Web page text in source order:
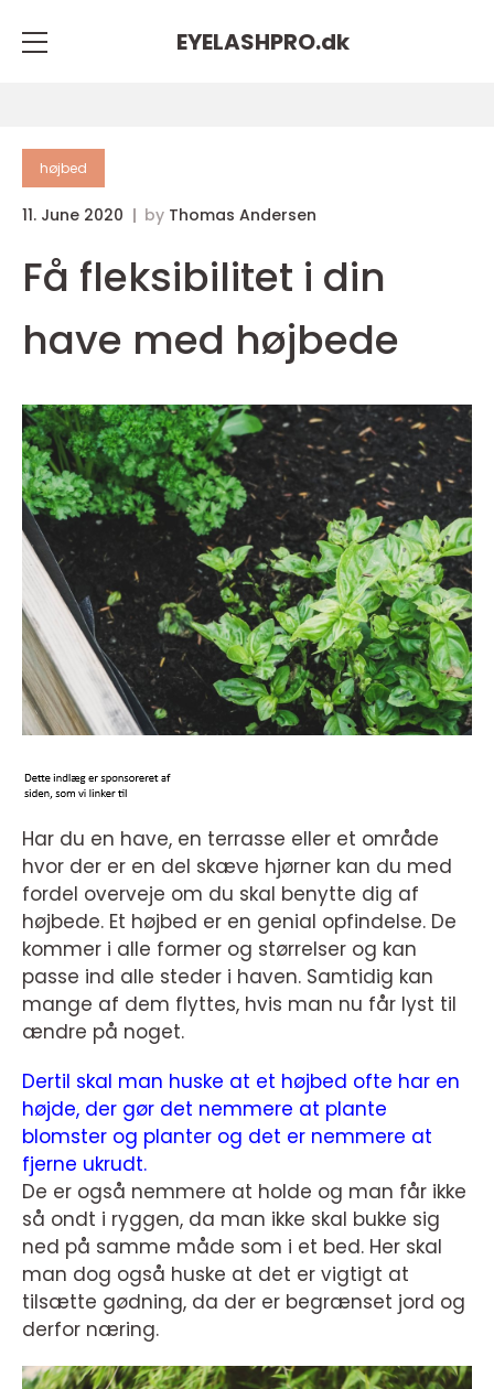
EYELASHPRO.dk
højbed
11. June 2020 by Thomas Andersen
Få fleksibilitet i din
have med højbede
Har du en have, en terrasse eller et område
hvor der er en del skæve hjørner kan du med
fordel overveje om du skal benytte dig af
højbede. Et højbed er en genial opfindelse. De
kommer i alle former og størrelser og kan
passe ind alle steder i haven. Samtidig kan
mange af dem flyttes, hvis man nu får lyst til
ændre på noget.
Dertil skal man huske at et højbed ofte har en
højde, der gør det nemmere at plante
blomster og planter og det er nemmere at
fjerne ukrudt.
De er også nemmere at holde og man får ikke
så ondt i ryggen, da man ikke skal bukke sig
ned på samme måde som i et bed. Her skal
man dog også huske at det er vigtigt at
tilsætte gødning, da der er begrænset jord og
derfor næring.